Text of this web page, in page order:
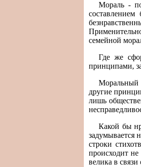
Мораль -
семейной
Где же
принципами,
Моральный
другие
лишь
Какой бы
задумывается
строки
происходит
велика в связи